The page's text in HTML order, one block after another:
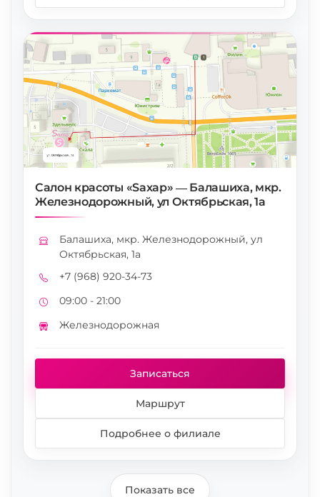
Салон красоты «Saxap» — Балашиха, мкр.
Железнодорожный, ул Октябрьская, 1а
Адрес
Балашиха, мкр. Железнодорожный, ул
Октябрьская, 1а
Телефон
+7 (968) 920-34-73
Режим работы
09:00 - 21:00
Метро
Железнодорожная
Записаться
Маршрут
Подробнее о филиале
Показать все